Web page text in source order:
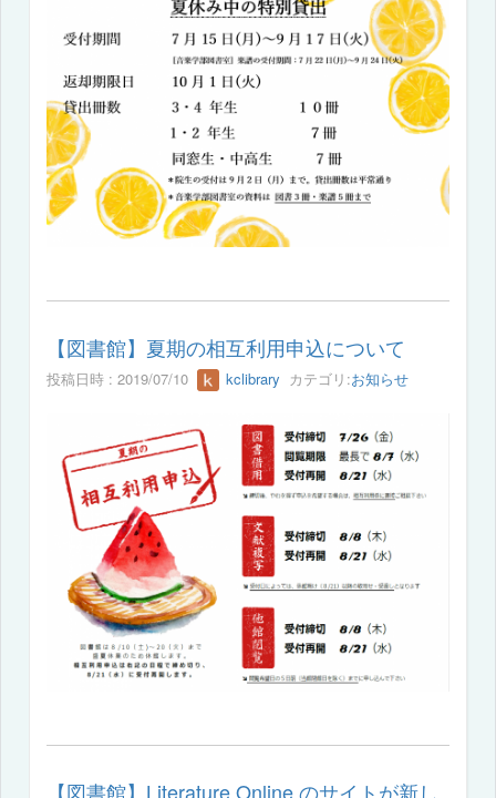
【図書館】夏期の相互利用申込について
投稿日時 : 2019/07/10 kclibrary カテゴリ:お知らせ
【図書館】Literature Online のサイトが新し